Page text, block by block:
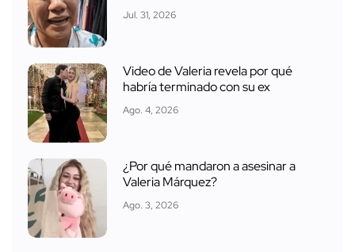
Jul. 31, 2026
Video de Valeria revela por qué
habría terminado con su ex
Ago. 4, 2026
¿Por qué mandaron a asesinar a
Valeria Márquez?
Ago. 3, 2026